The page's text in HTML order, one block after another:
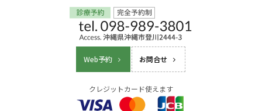
Web予約 お問合せ
クレジットカード使えます